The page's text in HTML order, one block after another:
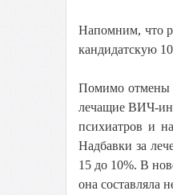
Напомним, что
кандидатскую
Помимо отмены
лечащие ВИЧ-
психиатров и
Надбавки за
15 до 10%. В
она составляла